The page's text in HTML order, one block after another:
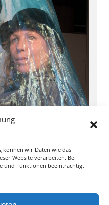
können wir Daten wie das
Website verarbeiten. Bei
und Funktionen beeinträchtigt
Erwachsene